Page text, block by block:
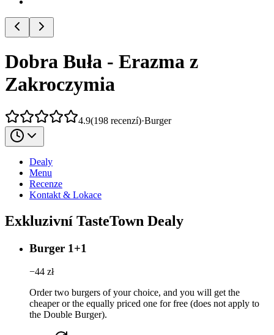
Dobra Buła - Erazma z
Zakroczymia
4.9(198 recenzí)·Burger
Dealy
Menu
Recenze
Kontakt & Lokace
Exkluzivní TasteTown Dealy
Burger 1+1
−44 zł
Order two burgers of your choice, and you will get the
cheaper or the equally priced one for free (does not apply to
the Double Burger).